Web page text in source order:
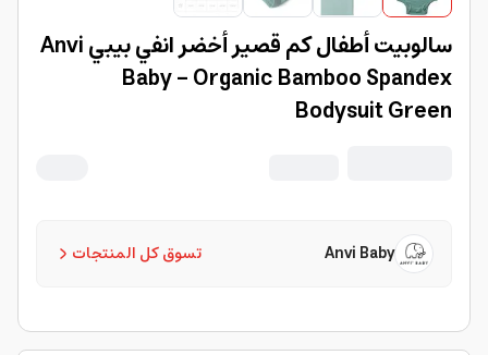
سالوبيت أطفال كم قصير أخضر انفي بيبي Anvi
Baby - Organic Bamboo Spandex
Bodysuit Green
تسوق كل المنتجات Anvi Baby